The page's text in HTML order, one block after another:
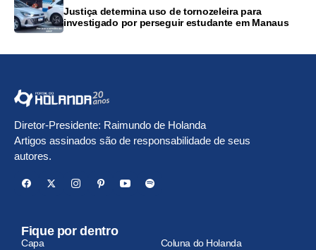
Justiça determina uso de tornozeleira para
investigado por perseguir estudante em Manaus
Diretor-Presidente: Raimundo de Holanda
Artigos assinados são de responsabilidade de seus
autores.
Fique por dentro
Capa
Coluna do Holanda